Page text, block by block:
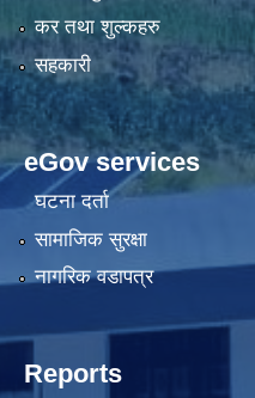
कर तथा शुल्कहरु
सहकारी
eGov services
घटना दर्ता
सामाजिक सुरक्षा
नागरिक वडापत्र
Reports